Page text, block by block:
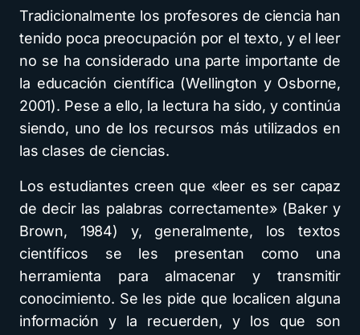
Tradicionalmente los profesores de ciencia han
tenido poca preocupación por el texto, y el leer
no se ha considerado una parte importante de
la educación científica (Wellington y Osborne,
2001). Pese a ello, la lectura ha sido, y continúa
siendo, uno de los recursos más utilizados en
las clases de ciencias.
Los estudiantes creen que «leer es ser capaz
de decir las palabras correctamente» (Baker y
Brown, 1984) y, generalmente, los textos
científicos se les presentan como una
herramienta para almacenar y transmitir
conocimiento. Se les pide que localicen alguna
información y la recuerden, y los que son